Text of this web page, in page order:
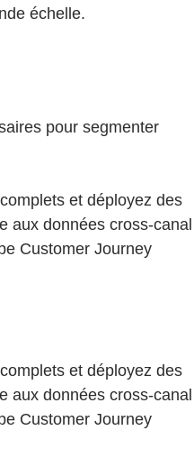
échelle.
pour segmenter
et déployez des
aux données cross-canal
Customer Journey
et déployez des
aux données cross-canal
Customer Journey